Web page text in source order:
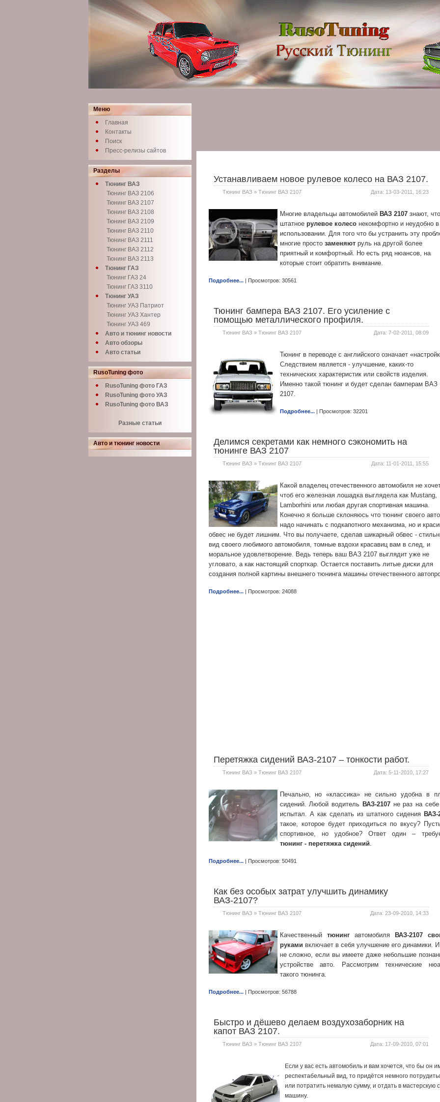
Меню
Главная
Контакты
Поиск
Пресс-релизы сайтов
Разделы
Тюнинг ВАЗ
Тюнинг ВАЗ 2106
Тюнинг ВАЗ 2107
Тюнинг ВАЗ 2108
Тюнинг ВАЗ 2109
Тюнинг ВАЗ 2110
Тюнинг ВАЗ 2111
Тюнинг ВАЗ 2112
Тюнинг ВАЗ 2113
Тюнинг ГАЗ
Тюнинг ГАЗ 24
Тюнинг ГАЗ 3110
Тюнинг УАЗ
Тюнинг УАЗ Патриот
Тюнинг УАЗ Хантер
Тюнинг УАЗ 469
Авто и тюнинг новости
Авто обзоры
Авто статьи
RusoTuning фото
RusoTuning фото ГАЗ
RusoTuning фото УАЗ
RusoTuning фото ВАЗ
Разные статьи
Авто и тюнинг новости
Устанавливаем новое рулевое колесо на ВАЗ 2107.
Тюнинг ВАЗ » Тюнинг ВАЗ 2107 Дата: 13-03-2011, 16:23
Многие владельцы автомобилей ВАЗ 2107знают, что
штатное рулевое колесонекомфортно и неудобно в
использовании. Для того что бы устранить эту
многие просто заменяютруль на другой более
приятный и комфортный. Но есть ряд нюансов, на
которые стоит обратить внимание.
Подробнее...| Просмотров: 30561
Тюнинг бампера ВАЗ 2107. Его усиление с
помощью металлического профиля.
Тюнинг ВАЗ » Тюнинг ВАЗ 2107 Дата: 7-02-2011, 08:09
Тюнинг в переводе с английского означает
Следствием является - улучшение, каких-то
технических характеристик или свойств изделия.
Именно такой тюнинг и будет сделан бамперам ВАЗ
2107.
Подробнее...| Просмотров: 32201
Делимся секретами как немного сэкономить на
тюнинге ВАЗ 2107
Тюнинг ВАЗ » Тюнинг ВАЗ 2107 Дата: 11-01-2011, 15:55
Какой владелец отечественного автомобиля не
чтоб его железная лошадка выглядела как Mustang,
Lamborhini или любая другая спортивная машина.
Конечно я больше склоняюсь что тюнинг своего авто
надо начинать с подкапотного механизма, но и
обвес не будет лишним. Что вы получаете, сделав шикарный обвес -
вид своего любимого автомобиля, томные вздохи красавиц вам в след, и
моральное удовлетворение. Ведь теперь ваш ВАЗ 2107 выглядит уже не
угловато, а как настоящий спорткар. Остается поставить литые диски для
создания полной картины внешнего тюнинга машины отечественного
Подробнее...| Просмотров: 24088
Перетяжка сидений ВАЗ-2107 – тонкости работ.
Тюнинг ВАЗ » Тюнинг ВАЗ 2107 Дата: 5-11-2010, 17:27
Печально, но «классика» не сильно удобна в
сидений. Любой водитель ВАЗ-2107не раз на себе
испытал. А как сделать из штатного сидения ВАЗ-
такое, которое будет приходиться по вкусу?
спортивное, но удобное? Ответ один –
тюнинг - перетяжка сидений.
Подробнее...| Просмотров: 50491
Как без особых затрат улучшить динамику
ВАЗ-2107?
Тюнинг ВАЗ » Тюнинг ВАЗ 2107 Дата: 23-09-2010, 14:33
Качественный тюнингавтомобиля ВАЗ-2107
руками включает в себя улучшение его динамики.
не сложно, если вы имеете даже небольшие
устройстве авто. Рассмотрим технические
такого тюнинга.
Подробнее...| Просмотров: 56788
Быстро и дёшево делаем воздухозаборник на
капот ВАЗ 2107.
Тюнинг ВАЗ » Тюнинг ВАЗ 2107 Дата: 17-09-2010, 07:01
Если у вас есть автомобиль и вам хочется, что бы он
респектабельный вид, то придётся немного
или потратить немалую сумму, и отдать в мастерскую
машину.